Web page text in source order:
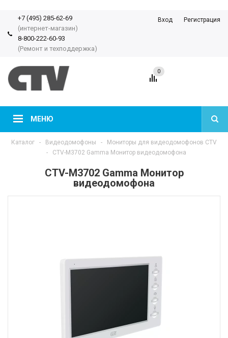
+7 (495) 285-62-69
(интернет-магазин)
8-800-222-60-93
(Ремонт и техподдержка)
Вход Регистрация
МЕНЮ
0
Каталог - Видеодомофоны -
Мониторы для видеодомофонов CTV
-
CTV-M3702 Gamma Монитор видеодомофона
CTV-M3702 Gamma Монитор
видеодомофона